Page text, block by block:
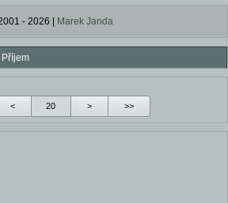
- 2026 | Marek Janda
< > >>